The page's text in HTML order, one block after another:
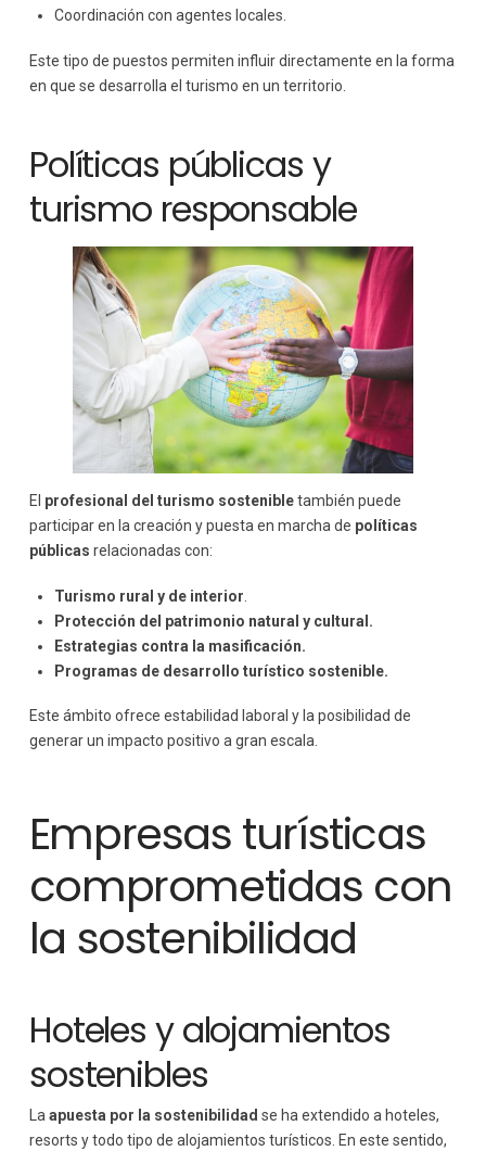
Coordinación con agentes locales.
Este tipo de puestos permiten influir directamente en la forma
en que se desarrolla el turismo en un territorio.
Políticas públicas y
turismo responsable
El profesional del turismo sostenibletambién puede
participar en la creación y puesta en marcha de políticas
públicas relacionadas con:
Turismo rural y de interior
Protección del patrimonio natural y cultural.
Estrategias contra la masificación.
Programas de desarrollo turístico sostenible.
Este ámbito ofrece estabilidad laboral y la posibilidad de
generar un impacto positivo a gran escala.
Empresas turísticas
comprometidas con
la sostenibilidad
Hoteles y alojamientos
sostenibles
Laapuesta por la sostenibilidad se ha extendido a hoteles,
resorts y todo tipo de alojamientos turísticos. En este sentido,